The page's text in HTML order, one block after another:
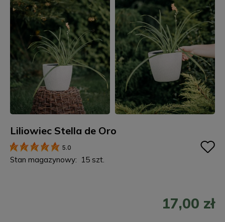
Liliowiec Stella de Oro
5.0
Stan magazynowy: 15 szt.
17,00 zł